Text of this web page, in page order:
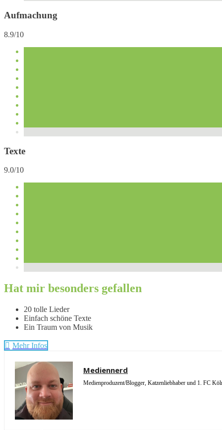
Aufmachung
8.9/10
Texte
9.0/10
Hat mir besonders gefallen
20 tolle Lieder
Einfach schöne Texte
Ein Traum von Musik
Mehr Infos
Mediennerd
Medienproduzent/Blogger, Katzenliebhaber und 1. FC